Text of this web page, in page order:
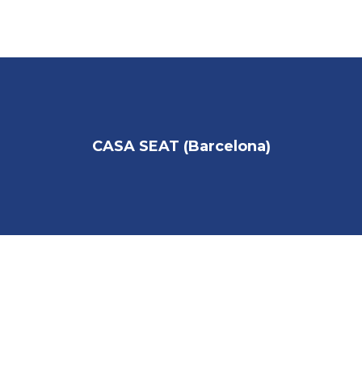
SOLUCIONES INTEGRALESCASA SEAT (Barcelona)